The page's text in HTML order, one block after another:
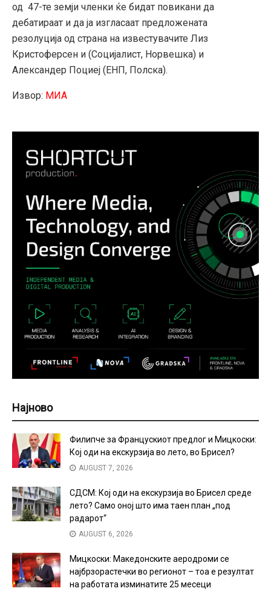
од 47-те земји членки ќе бидат повикани да
дебатираат и да ја изгласаат предложената
резолуција од страна на известувачите Лиз
Кристоферсен и (Социјалист, Норвешка) и
Александер Поциеј (ЕНП, Полска).
Извор: МИА
Најново
Филипче за Францускиот предлог и Мицкоски:
Кој оди на екскурзија во лето, во Брисел?
AUGUST 7, 2026
СДСМ: Кој оди на екскурзија во Брисел среде
лето? Само оној што има таен план „под
радарот“
AUGUST 6, 2026
Мицкоски: Македонските аеродроми се
најбрзорастечки во регионот – тоа е резултат
на работата изминатите 25 месеци